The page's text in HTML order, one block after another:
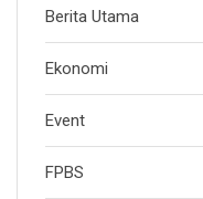
Berita Utama
Ekonomi
Event
FPBS